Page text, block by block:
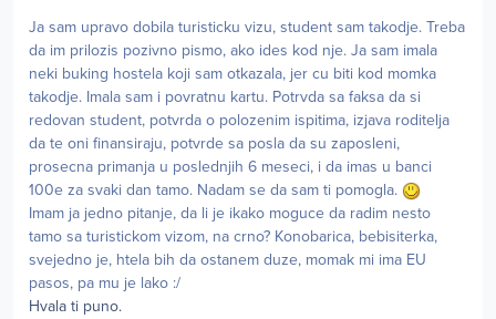
Ja sam upravo dobila turisticku vizu, student sam takodje. Treba
da im prilozis pozivno pismo, ako ides kod nje. Ja sam imala
neki buking hostela koji sam otkazala, jer cu biti kod momka
takodje. Imala sam i povratnu kartu. Potrvda sa faksa da si
redovan student, potvrda o polozenim ispitima, izjava roditelja
da te oni finansiraju, potvrde sa posla da su zaposleni,
prosecna primanja u poslednjih 6 meseci, i da imas u banci
100e za svaki dan tamo. Nadam se da sam ti pomogla.
Imam ja jedno pitanje, da li je ikako moguce da radim nesto
tamo sa turistickom vizom, na crno? Konobarica, bebisiterka,
svejedno je, htela bih da ostanem duze, momak mi ima EU
pasos, pa mu je lako :/
Hvala ti puno.